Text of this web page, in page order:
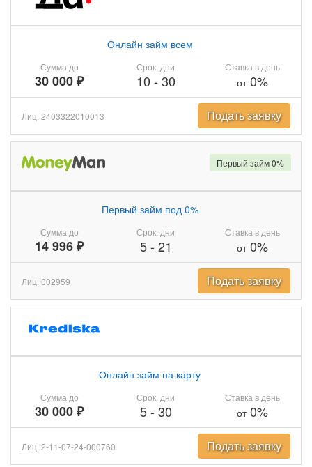
Сумма до
30 000 ₽
Онлайн займ всем
Срок, дни
10 - 30
Ставка в день
от0%
Лиц. 2403322010013 Подать заявку
Сумма до
14 996 ₽
Первый займ под 0%
Срок, дни
5- 21
Ставка в день
от0%
Первый займ 0%
Лиц. 002959 Подать заявку
Сумма до
30 000 ₽
Онлайн займ на карту
Срок, дни
5- 30
Ставка в день
от0%
Лиц. 2-11-07-24-000760 Подать заявку